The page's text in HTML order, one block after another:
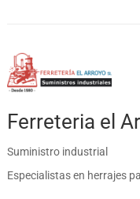
Ferreteria el
Suministro industrial
Especialistas en herrajes